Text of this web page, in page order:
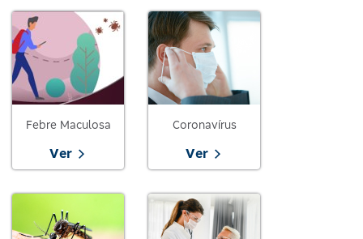
Febre Maculosa
Ver
Coronavírus
Ver